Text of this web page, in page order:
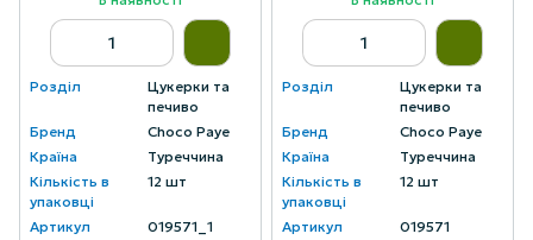
Розділ
Цукерки та
печиво
Бренд
Choco Paye
Країна
Туреччина
Кількість в
упаковці
12 шт
Артикул
019571_1
Розділ
Цукерки та
печиво
Бренд
Choco Paye
Країна
Туреччина
Кількість в
упаковці
12 шт
Артикул
019571